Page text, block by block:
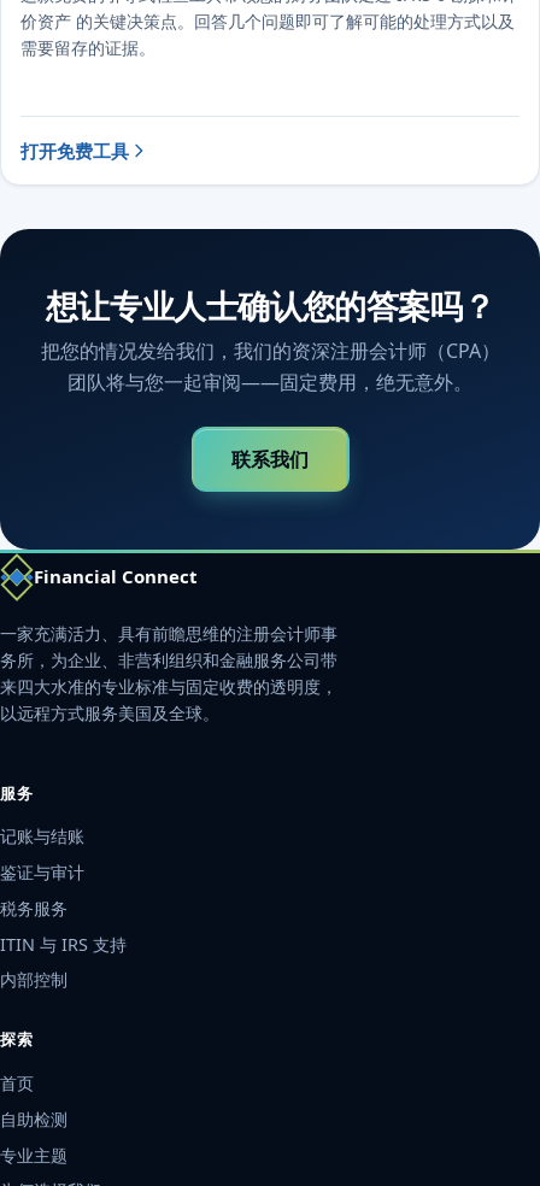
价资产 的关键决策点。回答几个问题即可了解可能的处理方式以及
需要留存的证据。
打开免费工具
想让专业人士确认您的答案吗？
把您的情况发给我们，我们的资深注册会计师（CPA）
团队将与您一起审阅——固定费用，绝无意外。
联系我们
Financial Connect
一家充满活力、具有前瞻思维的注册会计师事
务所，为企业、非营利组织和金融服务公司带
来四大水准的专业标准与固定收费的透明度，
以远程方式服务美国及全球。
服务
记账与结账
鉴证与审计
税务服务
ITIN 与 IRS 支持
内部控制
探索
首页
自助检测
专业主题